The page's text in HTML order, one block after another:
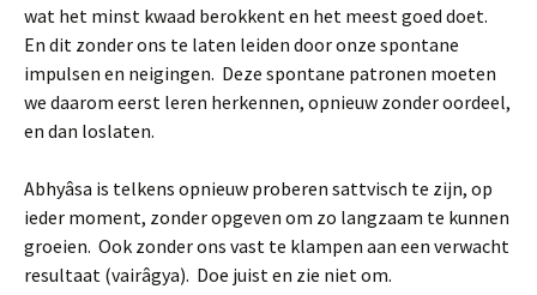
wat het minst kwaad berokkent en het meest goed doet.
En dit zonder ons te laten leiden door onze spontane
impulsen en neigingen. Deze spontane patronen moeten
we daarom eerst leren herkennen, opnieuw zonder oordeel,
en dan loslaten.
Abhyâsa is telkens opnieuw proberen sattvisch te zijn, op
ieder moment, zonder opgeven om zo langzaam te kunnen
groeien. Ook zonder ons vast te klampen aan een verwacht
resultaat (vairâgya). Doe juist en zie niet om.